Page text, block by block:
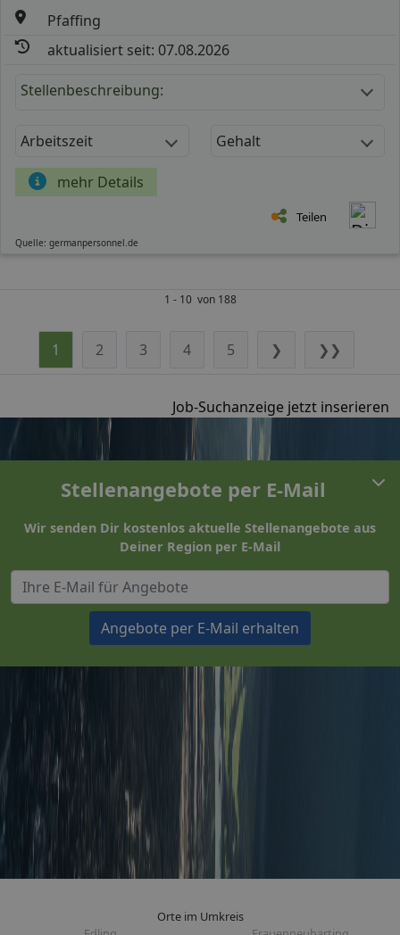
Pfaffing
aktualisiert seit: 07.08.2026
Stellenbeschreibung:
Arbeitszeit Gehalt
mehr Details
Teilen
Quelle: germanpersonnel.de
1 - 10 von 188
1 2 3 4 5 ❯ ❯❯
Job-Suchanzeige jetzt inserieren
Stellenangebote per E-Mail
Wir senden Dir kostenlos aktuelle Stellenangebote aus
Deiner Region per E-Mail
Angebote per E-Mail erhalten
Orte im Umkreis